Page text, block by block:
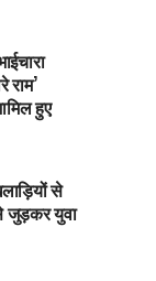
राम’
हुए
से
जुड़कर युवा